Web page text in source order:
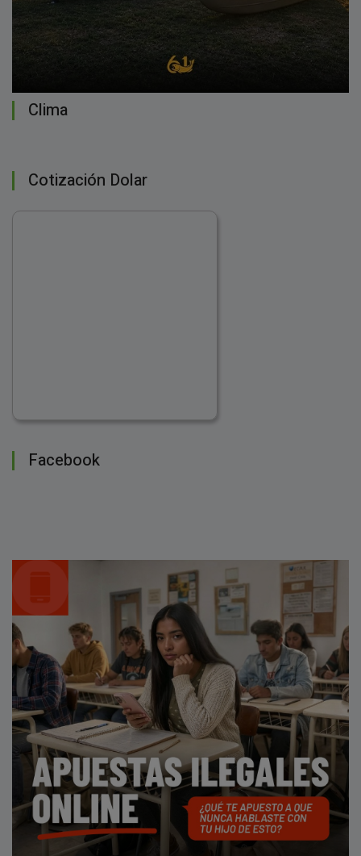
Clima
Cotización Dolar
Facebook